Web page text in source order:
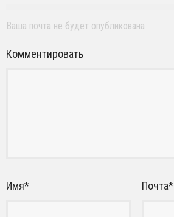
Ваша почта не будет опубликована
Комментировать
Имя* Почта*